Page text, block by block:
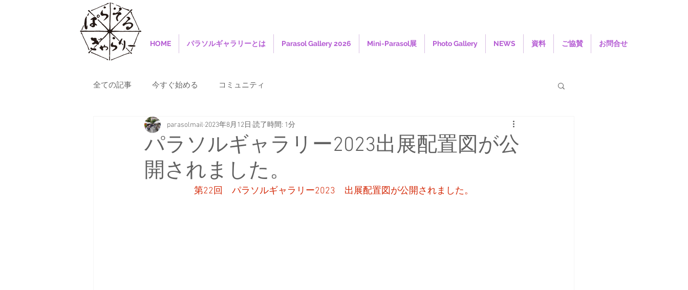
HOME パラソルギャラリーとは Parasol Gallery 2026 Mini-Parasol展 Photo Gallery NEWS 資料 ご協賛 お問合せ
全ての記事 今すぐ始める コミュニティ
パラソルギャラリー2023出展配置図が公
開されました。
parasolmail 2023年8月12日 読了時間: 1分
第22回　パラソルギャラリー2023　出展配置図が公開されました。